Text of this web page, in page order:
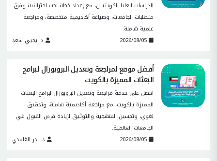
الدراسات العليا للكويتيين، مع إعداد خطة بحث احترافية وفق
متطلبات الجامعات، وصياغة أكاديمية متخصصة، ومراجعة
علمية شاملة.
د. يحيي سعد
أفضل موقع لمراجعة وتعديل البروبوزال لبرامج
البعثات المميزة بالكويت
احصل على خدمة مراجعة وتعديل البروبوزال لبرامج البعثات
المميزة بالكويت، مع مراجعة أكاديمية شاملة، وتدقيق
لغوي، وتحسين المنهجية والتوثيق لزيادة فرص القبول في
الجامعات العالمية.
د. بدر الغامدي